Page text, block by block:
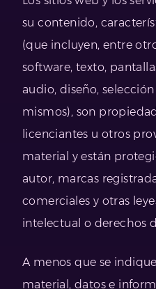
su contenido,
(que incluyen, entre
software, texto,
audio, diseño,
mismos), son
licenciantes u otros
material y están
autor, marcas
comerciales y otras
intelectual o derechos
A menos que se
material, datos e